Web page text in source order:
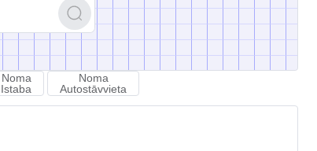
Noma
Istaba
Noma
Autostāvvieta